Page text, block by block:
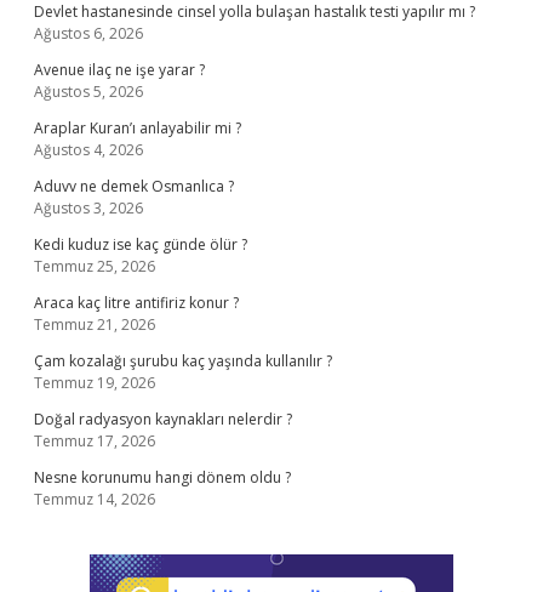
Devlet hastanesinde cinsel yolla bulaşan hastalık testi yapılır mı ?
Ağustos 6, 2026
Avenue ilaç ne işe yarar ?
Ağustos 5, 2026
Araplar Kuran’ı anlayabilir mi ?
Ağustos 4, 2026
Aduvv ne demek Osmanlıca ?
Ağustos 3, 2026
Kedi kuduz ise kaç günde ölür ?
Temmuz 25, 2026
Araca kaç litre antifiriz konur ?
Temmuz 21, 2026
Çam kozalağı şurubu kaç yaşında kullanılır ?
Temmuz 19, 2026
Doğal radyasyon kaynakları nelerdir ?
Temmuz 17, 2026
Nesne korunumu hangi dönem oldu ?
Temmuz 14, 2026